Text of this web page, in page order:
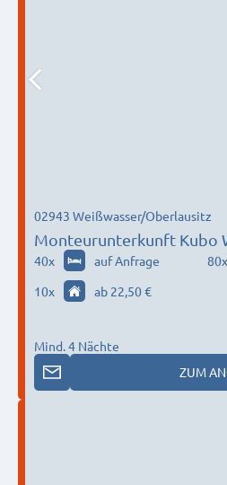
Monteurunterkunft Kubo
Boxberg/Spremberg 2-80
02943 Weißwasser/Oberlausitz
40x auf Anfrage 80x
10x ab 22,50 €
Mind. 4 Nächte
ZUM